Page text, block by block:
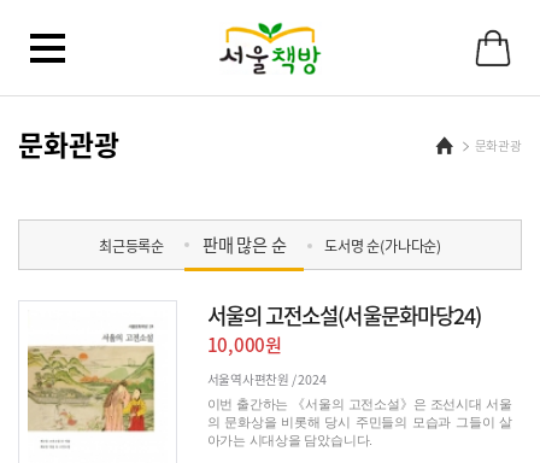
메
문화관광 Home문화관광
최근등록순 판매 많은 순 도서명 순(가나다순)
서울의 고전소설(서울문화마당24)
10,000원
서울역사편찬원 /2024
이번 출간하는 《서울의 고전소설》은 조선시대 서울
의 문화상을 비롯해 당시 주민들의 모습과 그들이 살
아가는 시대상을 담았습니다.